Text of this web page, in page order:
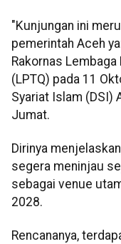
"Kunjungan ini
pemerintah Aceh
Rakornas
(LPTQ) pada 11
Syariat Islam (DSI)
Jumat.
Dirinya
segera meninjau
sebagai venue
2028.
Rencananya,